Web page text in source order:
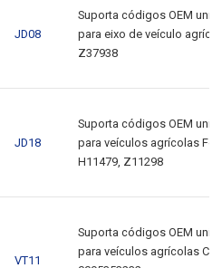
JD08
Suporta códigos OEM
para eixo de veículo
Z37938
JD18
Suporta códigos OEM
para veículos agrícolas
H11479, Z11298
VT11
Suporta códigos OEM
para veículos agrícolas